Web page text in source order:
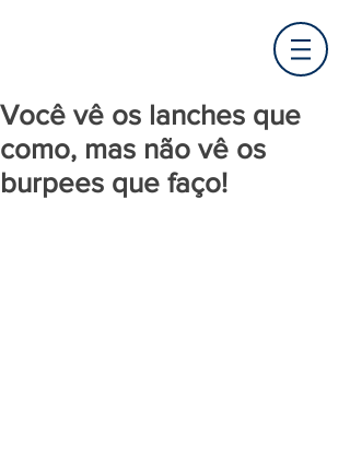
Você vê os lanches que
como, mas não vê os
burpees que faço!